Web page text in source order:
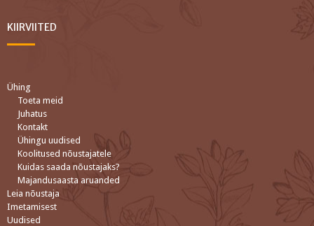
KIIRVIITED
Ühing
Toeta meid
Juhatus
Kontakt
Ühingu uudised
Koolitused nõustajatele
Kuidas saada nõustajaks?
Majandusaasta aruanded
Leia nõustaja
Imetamisest
Uudised